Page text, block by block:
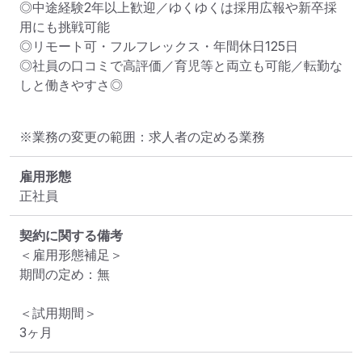
◎中途経験2年以上歓迎／ゆくゆくは採用広報や新卒採
用にも挑戦可能
◎リモート可・フルフレックス・年間休日125日
◎社員の口コミで高評価／育児等と両立も可能／転勤な
しと働きやすさ◎
※業務の変更の範囲：求人者の定める業務
雇用形態
正社員
契約に関する備考
＜雇用形態補足＞
期間の定め：無
＜試用期間＞
3ヶ月